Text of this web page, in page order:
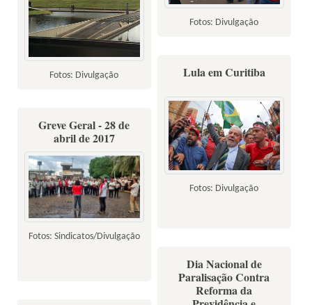
Fotos: Divulgação
Fotos: Divulgação
Lula em Curitiba
Fotos: Divulgação
Greve Geral - 28 de
abril de 2017
Fotos: Sindicatos/Divulgação
Dia Nacional de
Paralisação Contra
Reforma da